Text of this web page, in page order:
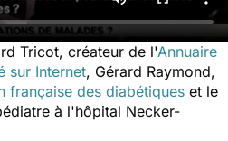
Tricot, créateur de l'Annuaire
sur Internet, Gérard Raymond,
française des diabétiques et le
à l'hôpital Necker-